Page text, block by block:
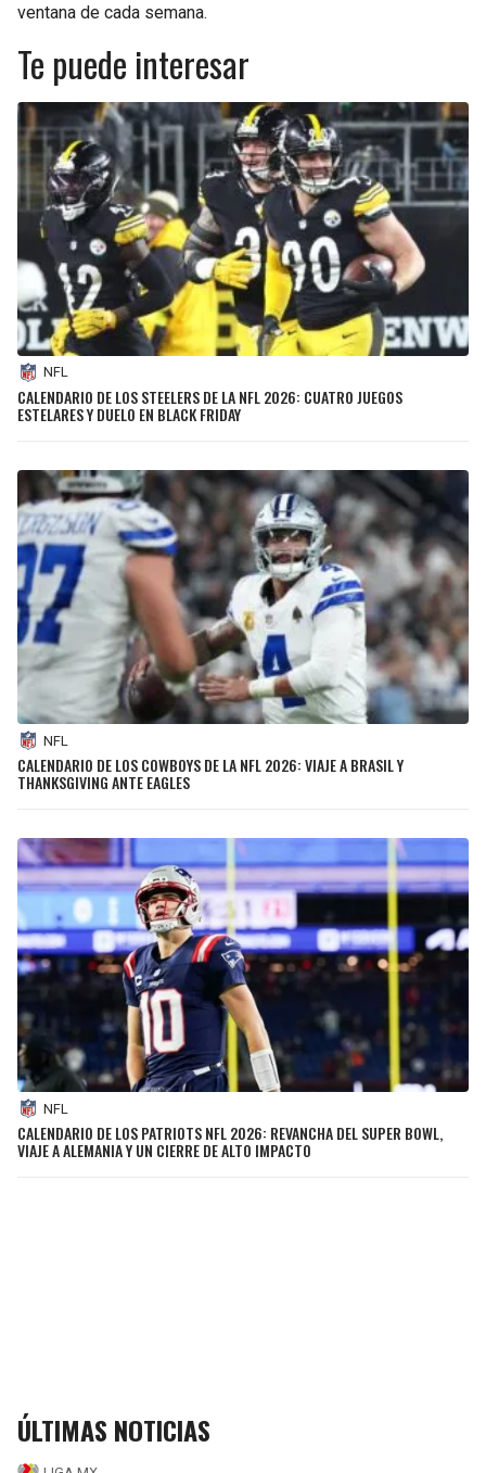
ventana de cada semana.
Te puede interesar
NFL
CALENDARIO DE LOS STEELERS DE LA NFL 2026: CUATRO JUEGOS
ESTELARES Y DUELO EN BLACK FRIDAY
NFL
CALENDARIO DE LOS COWBOYS DE LA NFL 2026: VIAJE A BRASIL Y
THANKSGIVING ANTE EAGLES
NFL
CALENDARIO DE LOS PATRIOTS NFL 2026: REVANCHA DEL SUPER BOWL,
VIAJE A ALEMANIA Y UN CIERRE DE ALTO IMPACTO
ÚLTIMAS NOTICIAS